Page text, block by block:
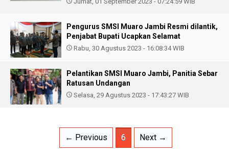
Pengurus SMSI Muaro Jambi Resmi dilantik,
Penjabat Bupati Ucapkan Selamat
Rabu, 30 Agustus 2023 - 16:08:34 WIB
Pelantikan SMSI Muaro Jambi, Panitia Sebar
Ratusan Undangan
Selasa, 29 Agustus 2023 - 17:43:27 WIB
← Previous 6 Next →